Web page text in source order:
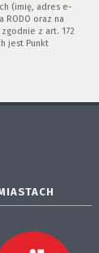
(imię, adres e-
RODO oraz na
z art. 172
jest Punkt